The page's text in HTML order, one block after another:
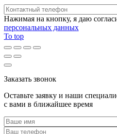
Нажимая на кнопку, я даю
персональных данных
To top
Заказать звонок
Оставьте заявку и наши
с вами в ближайшее время